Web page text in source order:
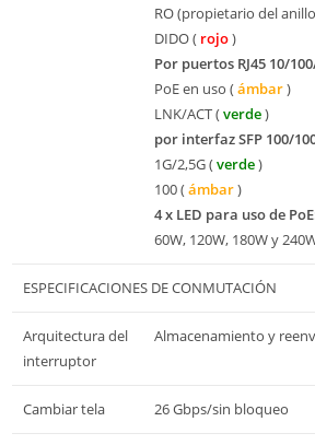
RO (propietario del
DIDO ( rojo)
Por puertos RJ45 10/
PoE en uso (ámbar)
LNK/ACT (verde)
por interfaz SFP 100/
1G/2,5G (verde)
100 (ámbar)
4 x LED para uso de
60W, 120W, 180W y
ESPECIFICACIONES DE CONMUTACIÓN
Arquitectura del
interruptor
Almacenamiento y
Cambiar tela 26 Gbps/sin bloqueo